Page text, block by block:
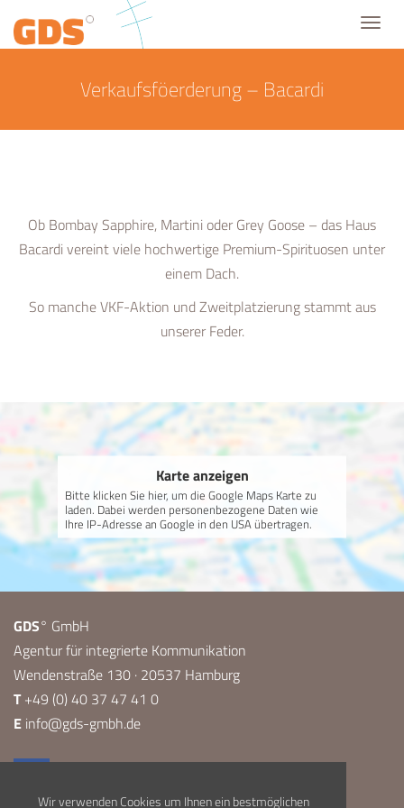
Verkaufsföerderung – Bacardi
Ob Bombay Sapphire, Martini oder Grey Goose – das Haus
Bacardi vereint viele hochwertige Premium-Spirituosen unter
einem Dach.
So manche VKF-Aktion und Zweitplatzierung stammt aus
unserer Feder.
Karte anzeigen
Bitte klicken Sie hier, um die Google Maps Karte zu
laden. Dabei werden personenbezogene Daten wie
Ihre IP-Adresse an Google in den USA übertragen.
GDS° GmbH
Agentur für integrierte Kommunikation
Wendenstraße 130 · 20537 Hamburg
T+49 (0) 40 37 47 41 0
E info@gds-gmbh.de
Wir verwenden Cookies um Ihnen ein bestmöglichen